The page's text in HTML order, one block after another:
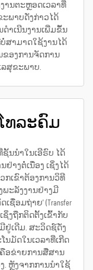
ານຕະຫຼອດເວລາທີ່
ພາບດັ່ງກ່າວໄດ້
ຳເນີນງານເພີ່ມຂຶ້ນ
ສາມາດໃຊ້ງານໄດ້
ຂອງການຈັດການ
ສຸຂະພາບ.
ທລະຄົມ
ນນຳໃນເອີຣົບ ໄດ້
າງຕໍ່ເນື່ອງ ເຊິ່ງໄດ້
ກເຂົາຕ້ອງການວິທີ
ະລັງງານຢ່າງມີ
ອມຖ່າຍ' (Transfer
ເຊິ່ງຖືກຕິດຕັ້ງເຂົ້າກັບ
ມີຢູ່ເດີມ. ສະວິດຊ໌ດັ່ງ
ນມັດໃນເວລາທີ່ເກີດ
ຄືອຂ່າຍການສື່ສານ
. ຫຼັງຈາກການນຳໃຊ້